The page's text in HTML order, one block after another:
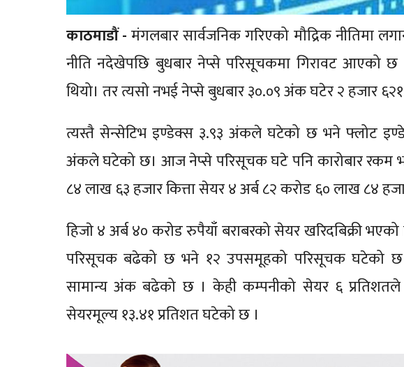
काठमाडौं -मंगलबार सार्वजनिक गरिएको मौद्रिक नीतिमा
नीति नदेखेपछि बुधबार नेप्से परिसूचकमा गिरावट आएको छ
थियो। तर त्यसो नभई नेप्से बुधबार ३०.०९ अंक घटेर २ हजार
त्यस्तै सेन्सेटिभ इण्डेक्स ३.९३ अंकले घटेको छ भने फ्लोट
अंकले घटेको छ। आज नेप्से परिसूचक घटे पनि कारोबार रकम
८४ लाख ६३ हजार कित्ता सेयर ४ अर्ब ८२ करोड ६० लाख ८४
हिजाे ४ अर्ब ४० करोड रुपैयाँ बराबरको सेयर खरिदबिक्री
परिसूचक बढेको छ भने १२ उपसमूहको परिसूचक घटेको
सामान्य अंक बढेको छ । केही कम्पनीको सेयर ६
सेयरमूल्य १३.४१ प्रतिशत घटेको छ ।